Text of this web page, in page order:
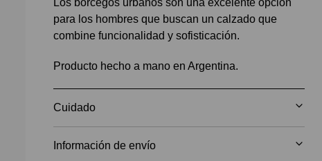
Los borcegos urbanos son una excelente opción
para los hombres que buscan un calzado que
combine funcionalidad y sofisticación.
Producto hecho a mano en Argentina.
Cuidado
Información de envío